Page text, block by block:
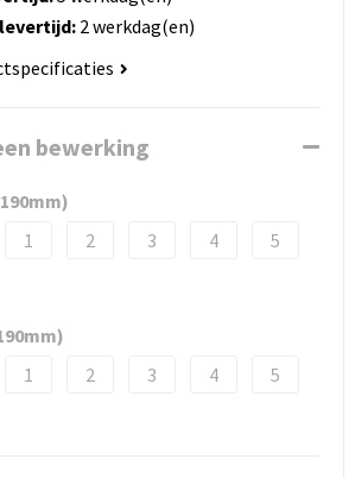
2 werkdag(en)
bewerking
1 2 3 4
5
1 2 3 4
5